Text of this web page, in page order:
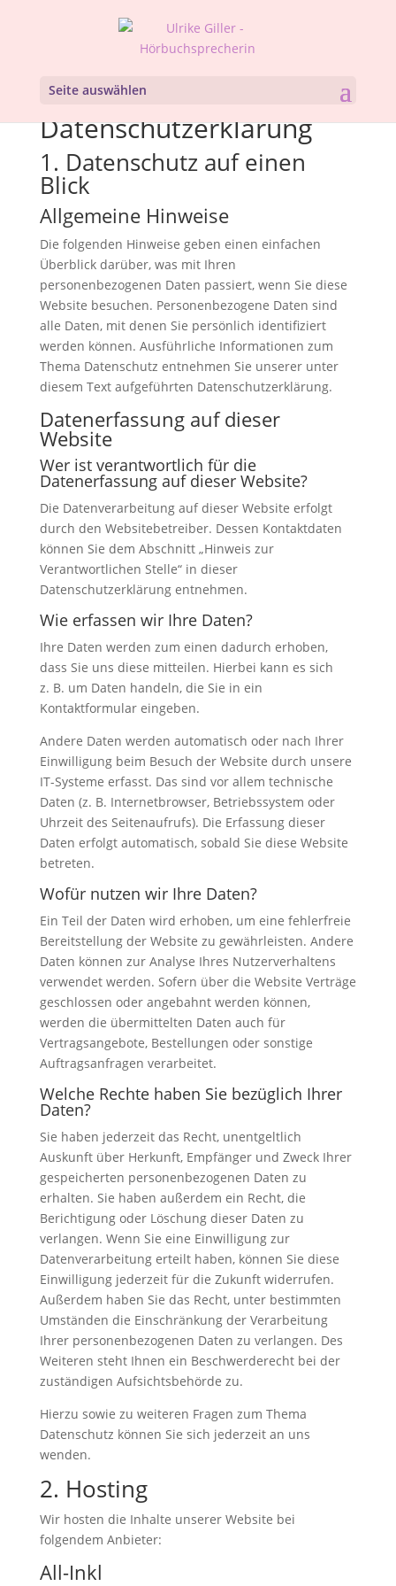
Seite auswählen
Datenschutz­erklärung
1. Datenschutz auf einen
Blick
Allgemeine Hinweise
Die folgenden Hinweise geben einen einfachen
Überblick darüber, was mit Ihren
personenbezogenen Daten passiert, wenn Sie diese
Website besuchen. Personenbezogene Daten sind
alle Daten, mit denen Sie persönlich identifiziert
werden können. Ausführliche Informationen zum
Thema Datenschutz entnehmen Sie unserer unter
diesem Text aufgeführten Datenschutzerklärung.
Datenerfassung auf dieser
Website
Wer ist verantwortlich für die
Datenerfassung auf dieser Website?
Die Datenverarbeitung auf dieser Website erfolgt
durch den Websitebetreiber. Dessen Kontaktdaten
können Sie dem Abschnitt „Hinweis zur
Verantwortlichen Stelle“ in dieser
Datenschutzerklärung entnehmen.
Wie erfassen wir Ihre Daten?
Ihre Daten werden zum einen dadurch erhoben,
dass Sie uns diese mitteilen. Hierbei kann es sich
z. B. um Daten handeln, die Sie in ein
Kontaktformular eingeben.
Andere Daten werden automatisch oder nach Ihrer
Einwilligung beim Besuch der Website durch unsere
IT-Systeme erfasst. Das sind vor allem technische
Daten (z. B. Internetbrowser, Betriebssystem oder
Uhrzeit des Seitenaufrufs). Die Erfassung dieser
Daten erfolgt automatisch, sobald Sie diese Website
betreten.
Wofür nutzen wir Ihre Daten?
Ein Teil der Daten wird erhoben, um eine fehlerfreie
Bereitstellung der Website zu gewährleisten. Andere
Daten können zur Analyse Ihres Nutzerverhaltens
verwendet werden. Sofern über die Website Verträge
geschlossen oder angebahnt werden können,
werden die übermittelten Daten auch für
Vertragsangebote, Bestellungen oder sonstige
Auftragsanfragen verarbeitet.
Welche Rechte haben Sie bezüglich Ihrer
Daten?
Sie haben jederzeit das Recht, unentgeltlich
Auskunft über Herkunft, Empfänger und Zweck Ihrer
gespeicherten personenbezogenen Daten zu
erhalten. Sie haben außerdem ein Recht, die
Berichtigung oder Löschung dieser Daten zu
verlangen. Wenn Sie eine Einwilligung zur
Datenverarbeitung erteilt haben, können Sie diese
Einwilligung jederzeit für die Zukunft widerrufen.
Außerdem haben Sie das Recht, unter bestimmten
Umständen die Einschränkung der Verarbeitung
Ihrer personenbezogenen Daten zu verlangen. Des
Weiteren steht Ihnen ein Beschwerderecht bei der
zuständigen Aufsichtsbehörde zu.
Hierzu sowie zu weiteren Fragen zum Thema
Datenschutz können Sie sich jederzeit an uns
wenden.
2. Hosting
Wir hosten die Inhalte unserer Website bei
folgendem Anbieter:
All-Inkl